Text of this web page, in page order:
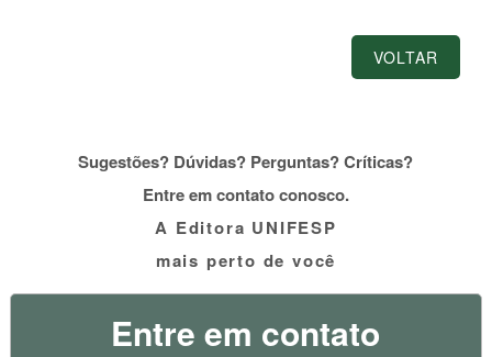
VOLTAR
Sugestões? Dúvidas? Perguntas? Críticas?
Entre em contato conosco.
A Editora UNIFESP
mais perto de você
Entre em contato